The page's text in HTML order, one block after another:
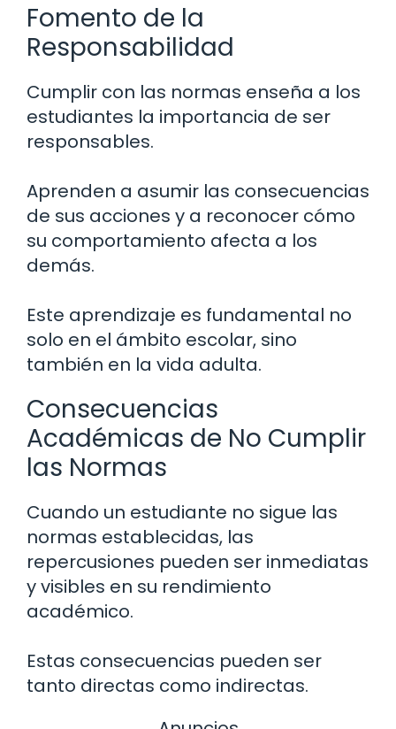
Fomento de la
Responsabilidad
Cumplir con las normas enseña a los
estudiantes la importancia de ser
responsables.
Aprenden a asumir las consecuencias
de sus acciones y a reconocer cómo
su comportamiento afecta a los
demás.
Este aprendizaje es fundamental no
solo en el ámbito escolar, sino
también en la vida adulta.
Consecuencias
Académicas de No Cumplir
las Normas
Cuando un estudiante no sigue las
normas establecidas, las
repercusiones pueden ser inmediatas
y visibles en su rendimiento
académico.
Estas consecuencias pueden ser
tanto directas como indirectas.